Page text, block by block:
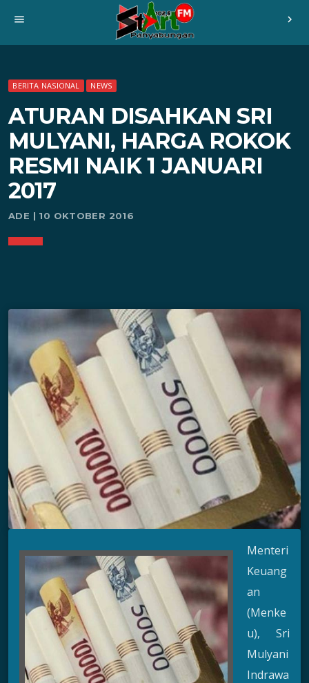
menu chevron_right
BERITA NASIONAL NEWS
ATURAN DISAHKAN SRI
MULYANI, HARGA ROKOK
RESMI NAIK 1 JANUARI
2017
ADE | 10 OKTOBER 2016
Menteri
Keuang
an
(Menke
u), Sri
Mulyani
Indrawa